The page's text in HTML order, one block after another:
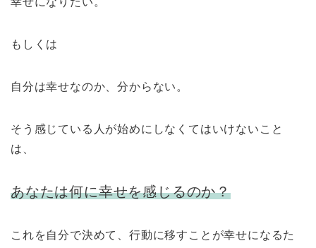
もしくは
自分は幸せなのか、分からない。
そう感じている人が始めにしなくてはいけないこと
は、
あなたは何に幸せを感じるのか？
これを自分で決めて、行動に移すことが幸せになるた